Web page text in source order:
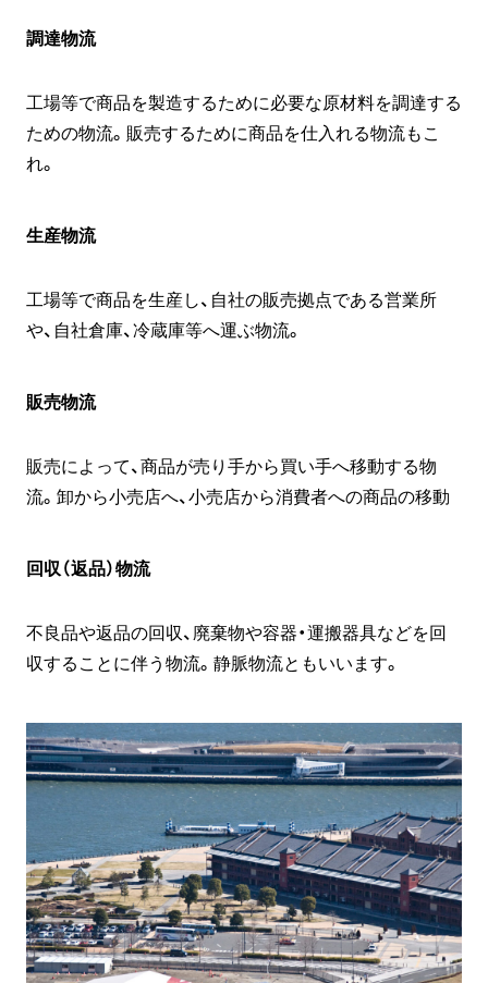
調達物流
工場等で商品を製造するために必要な原材料を調達する
ための物流。販売するために商品を仕入れる物流もこ
れ。
生産物流
工場等で商品を生産し、自社の販売拠点である営業所
や、自社倉庫、冷蔵庫等へ運ぶ物流。
販売物流
販売によって、商品が売り手から買い手へ移動する物
流。卸から小売店へ、小売店から消費者への商品の移動
回収（返品）物流
不良品や返品の回収、廃棄物や容器・運搬器具などを回
収することに伴う物流。静脈物流ともいいます。